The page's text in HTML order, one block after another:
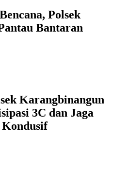
Polsek
Bantaran
Karangbinangun
3C dan Jaga